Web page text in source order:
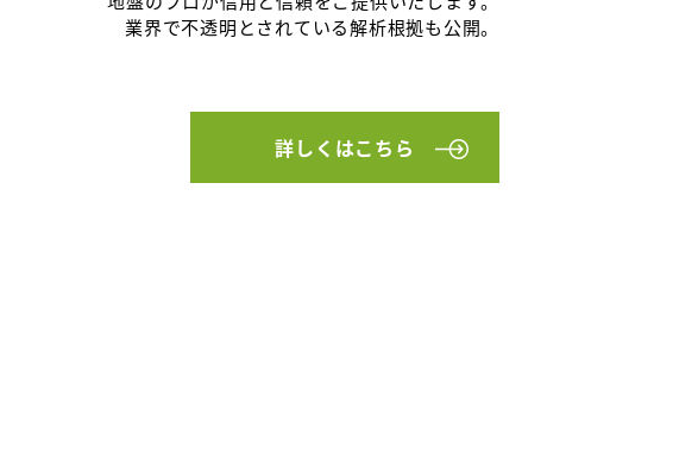
業界で不透明とされている解析根拠も公開。
詳しくはこちら